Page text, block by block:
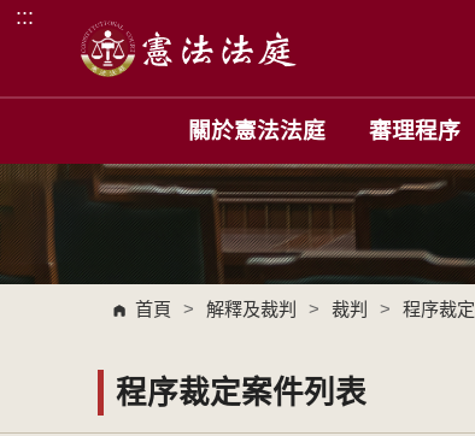
跳到主要內容區塊
:::
關於憲法法庭 審理程序
首頁 > 解釋及裁判 > 裁判 > 程序裁定
程序裁定案件列表